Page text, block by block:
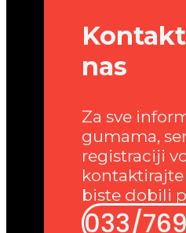
nas
Za sve
gumama,
registraciji
kontaktirajte
biste dobili
033/